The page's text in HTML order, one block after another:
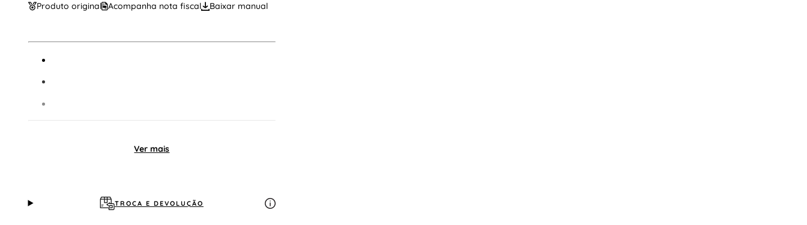
Produto original Acompanha nota fiscal Baixar manual
Ver mais
TROCA E DEVOLUÇÃO